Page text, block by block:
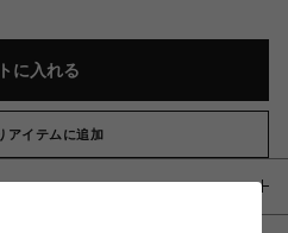
に入れる
アイテムに追加